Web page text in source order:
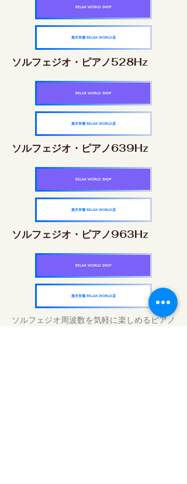
RELAX WORLD SHOP
楽天市場 RELAX WORLD店
ソルフェジオ・ピアノ528Hz
RELAX WORLD SHOP
楽天市場 RELAX WORLD店
ソルフェジオ・ピアノ639Hz
RELAX WORLD SHOP
楽天市場 RELAX WORLD店
ソルフェジオ・ピアノ963Hz
RELAX WORLD SHOP
楽天市場 RELAX WORLD店
ソルフェジオ周波数を気軽に楽しめるピアノ